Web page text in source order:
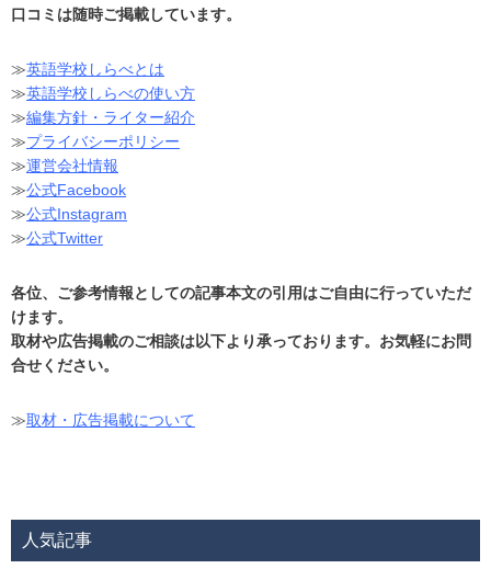
口コミは随時ご掲載しています。
≫英語学校しらべとは
≫英語学校しらべの使い方
≫編集方針・ライター紹介
≫プライバシーポリシー
≫運営会社情報
≫公式Facebook
≫公式Instagram
≫公式Twitter
各位、ご参考情報としての記事本文の引用はご自由に行っていただ
けます。
取材や広告掲載のご相談は以下より承っております。お気軽にお問
合せください。
≫取材・広告掲載について
人気記事